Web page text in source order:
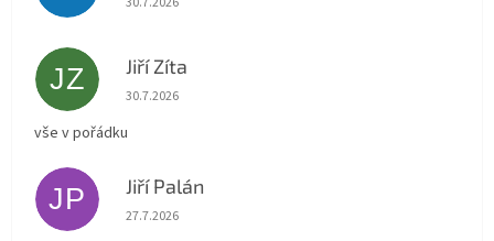
JZ Jiří Zíta
Hodnocení obchodu je 5 z 5 hvězdiček.
30.7.2026
vše v pořádku
JP Jiří Palán
Hodnocení obchodu je 5 z 5 hvězdiček.
27.7.2026